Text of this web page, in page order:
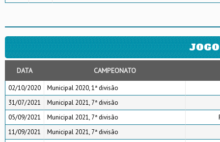
DATA CAMPEONATO
02/10/2020
Municipal 2020, 1ª divisão
31/07/2021
Municipal 2021, 7ª divisão
05/09/2021
Municipal 2021, 7ª divisão
11/09/2021
Municipal 2021, 7ª divisão